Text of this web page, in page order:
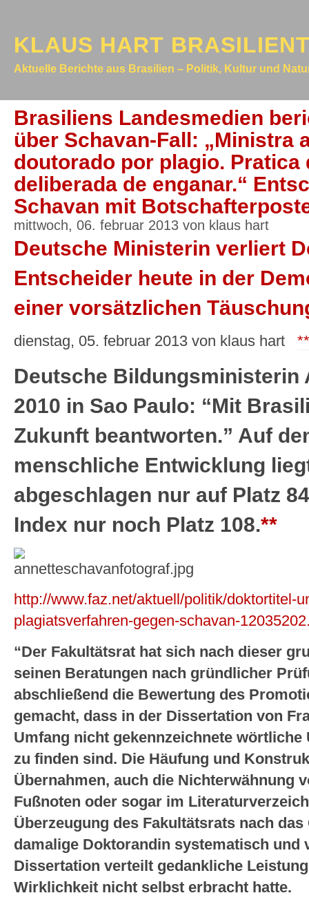
KLAUS HART
Aktuelle Berichte aus Brasilien – Politik, Kultur und
Brasiliens Landesmedien
über Schavan-Fall: „Ministra
doutorado por plagio. Pratica
deliberada de enganar.“
Schavan mit
mittwoch, 06. februar 2013 von klaus hart
Deutsche Ministerin verliert
Entscheider heute in der
einer vorsätzlichen
dienstag, 05. februar 2013 von klaus hart **
Deutsche Bildungsministerin
2010 in Sao Paulo: “Mit
Zukunft beantworten.” Auf
menschliche Entwicklung
abgeschlagen nur auf Platz
Index nur noch Platz 108.**
http://www.faz.net/aktuell/politik/doktortitel-
plagiatsverfahren-gegen-schavan-
“Der Fakultätsrat hat sich nach dieser
seinen Beratungen nach gründlicher
abschließend die Bewertung des
gemacht, dass in der Dissertation von
Umfang nicht gekennzeichnete wörtliche
zu finden sind. Die Häufung und
Übernahmen, auch die Nichterwähnung
Fußnoten oder sogar im
Überzeugung des Fakultätsrats nach
damalige Doktorandin systematisch und
Dissertation verteilt gedankliche
Wirklichkeit nicht selbst erbracht hatte.